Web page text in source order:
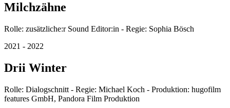
Milchzähne
Rolle: zusätzliche:r Sound Editor:in - Regie: Sophia Bösch
2021 - 2022
Drii Winter
Rolle: Dialogschnitt - Regie: Michael Koch - Produktion: hugofilm
features GmbH, Pandora Film Produktion